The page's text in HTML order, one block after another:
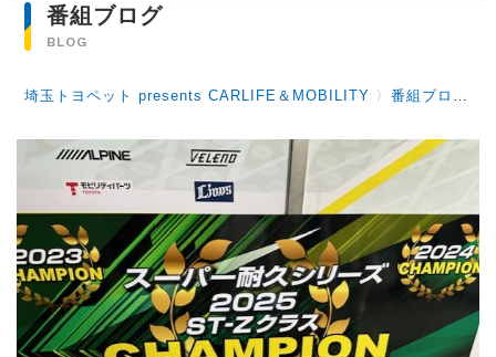
番組ブログ
BLOG
埼玉トヨペット presents CARLIFE＆MOBILITY 〉番組ブログ